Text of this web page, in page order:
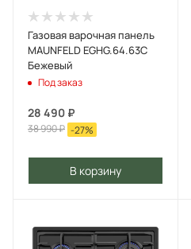
Газовая варочная панель
MAUNFELD EGHG.64.63C
Бежевый
Под заказ
28 490 ₽
38 990₽ -27%
В корзину